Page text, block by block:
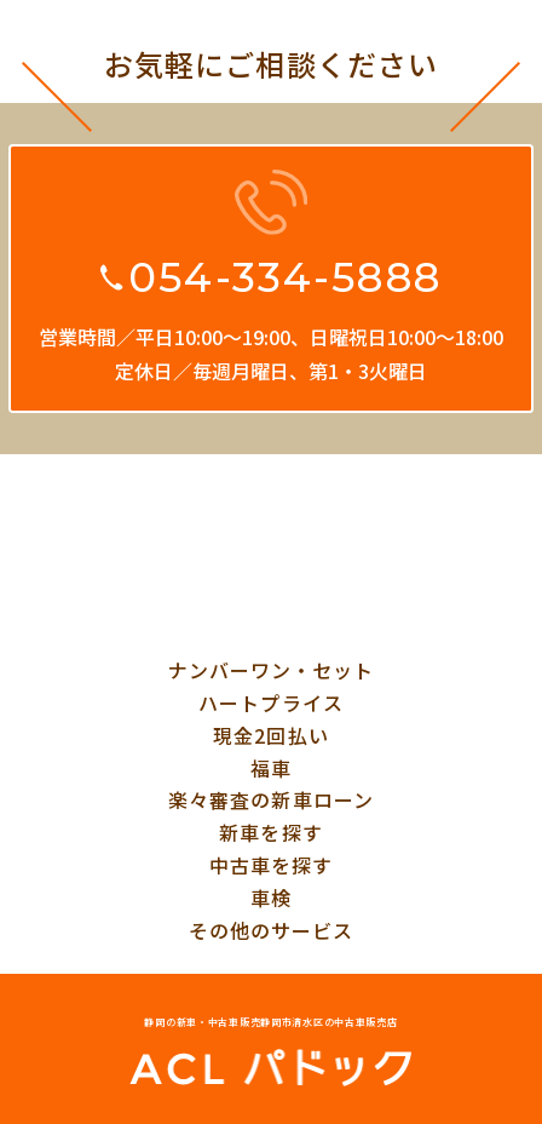
お気軽にご相談ください
054-334-5888
営業時間／平日10:00〜19:00、 日曜祝日10:00〜18:00
定休日／毎週月曜日、第1・3火曜日
ナンバーワン・セット
ハートプライス
現金2回払い
福車
楽々審査の新車ローン
新車を探す
中古車を探す
車検
その他のサービス
静岡の新車・中古車販売静岡市清水区の中古車販売店